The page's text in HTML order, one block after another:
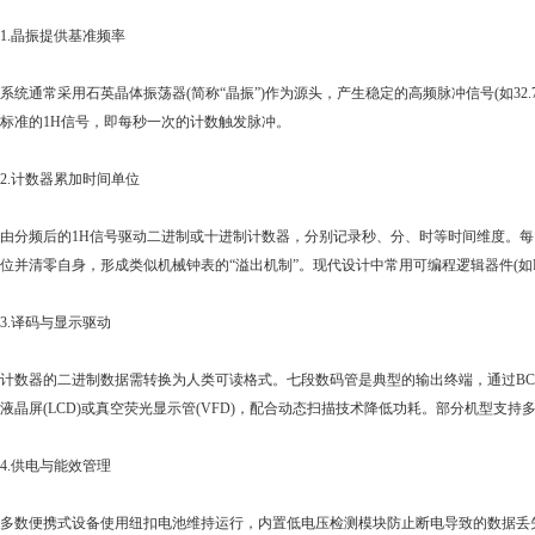
振提供基准频率
常采用石英晶体振荡器(简称“晶振”)作为源头，产生稳定的高频脉冲信号(如
准的1H信号，即每秒一次的计数触发脉冲。
器累加时间单位
后的1H信号驱动二进制或十进制计数器，分别记录秒、分、时等时间维度。
并清零自身，形成类似机械钟表的“溢出机制”。现代设计中常用可编程逻辑器件(
码与显示驱动
的二进制数据需转换为人类可读格式。七段数码管是典型的输出终端，通过
晶屏(LCD)或真空荧光显示管(VFD)，配合动态扫描技术降低功耗。部分机型支持
电与能效管理
携式设备使用纽扣电池维持运行，内置低电压检测模块防止断电导致的数据丢